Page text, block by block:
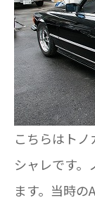
こちらはト
シャレです
ます。当時の